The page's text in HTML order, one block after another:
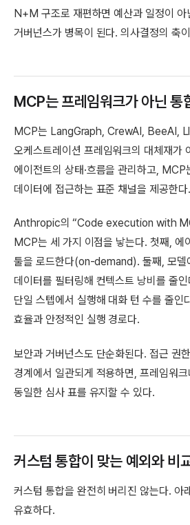
N+M 구조로 재편하면 예산과 일정이 아
거버넌스가 병목이 된다. 의사결정의 축
MCP는 프레임워크가 아닌 통
MCP는 LangGraph, CrewAI, BeeAI,
오케스트레이션 프레임워크의 대체재가
에이전트의 상태·흐름을 관리하고, MCP
데이터에 접근하는 표준 채널을 제공한
Anthropic의 “Code execution with
MCP는 세 가지 이점을 낳는다. 첫째, 에
툴을 로드한다(on-demand). 둘째, 모델
데이터를 필터링해 컨텍스트 낭비를 줄
단일 스텝에서 실행해 대화 턴 수를 줄인
효율과 안정적인 실행 경로다.
보안과 거버넌스도 단순화된다. 접근 권
경계에서 일관되게 적용하면, 프레임워
동일한 심사 표를 유지할 수 있다.
커스텀 통합이 맞는 예외와 비
커스텀 통합을 완전히 버리진 않는다. 아
유효하다.